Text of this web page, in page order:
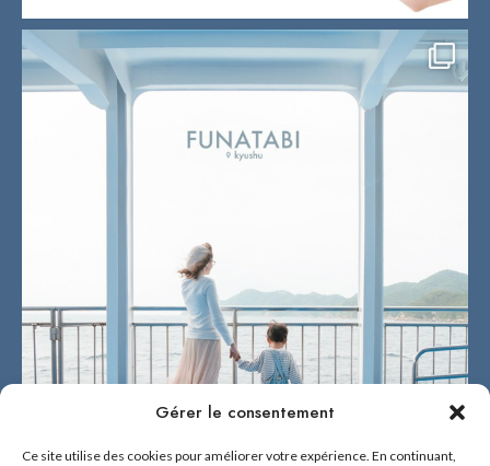
Gérer le consentement
Ce site utilise des cookies pour améliorer votre expérience. En continuant,